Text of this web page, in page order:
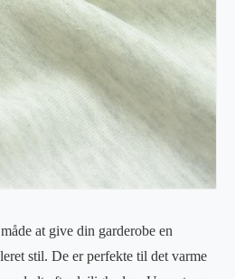
at give din garderobe en
stil. De er perfekte til det varme